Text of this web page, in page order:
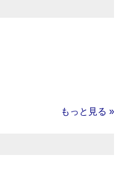
もっと見る »